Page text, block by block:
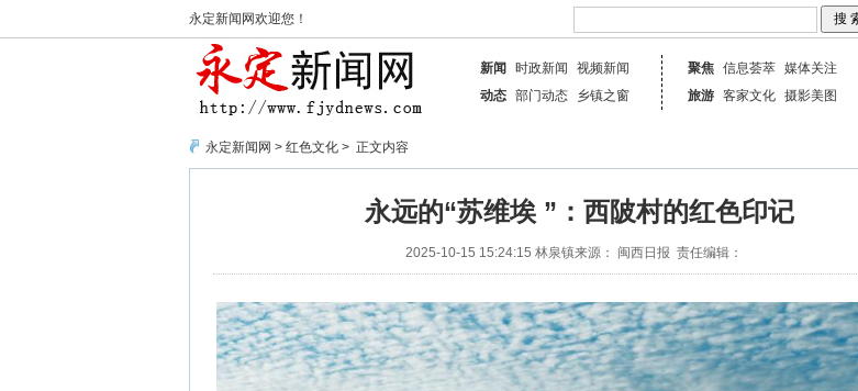
永定新闻网欢迎您！
新闻 时政新闻
视频新闻
动态 部门动态 乡镇之窗
聚焦 信息荟萃 媒体关注
旅游 客家文化 摄影美图
永定新闻网 > 红色文化 > 正文内容
永远的“苏维埃 ”：西陂村的红色印记
2025-10-15 15:24:15 林泉镇来源： 闽西日报 责任编辑：